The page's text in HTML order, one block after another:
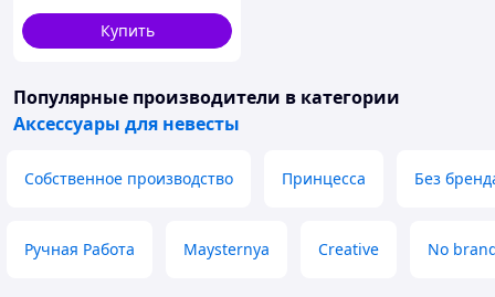
Купить
Популярные производители в категории
Аксессуары для невесты
Собственное производство Принцесса Без
Ручная Работа Maysternya Creative No